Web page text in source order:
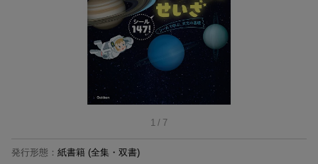
1 / 7
発行形態 ： 紙書籍 (全集・双書)